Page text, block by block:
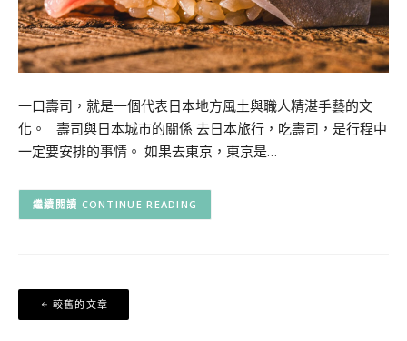
一口壽司，就是一個代表日本地方風土與職人精湛手藝的文
化。 壽司與日本城市的關係 去日本旅行，吃壽司，是行程中
一定要安排的事情。 如果去東京，東京是…
CONTINUE READING
文
章
較舊的文章